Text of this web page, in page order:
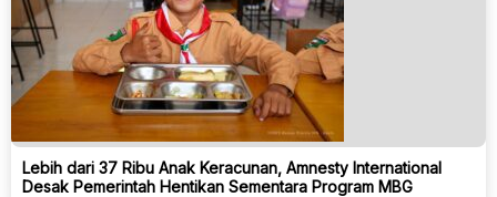
Lebih dari 37 Ribu Anak Keracunan, Amnesty International
Desak Pemerintah Hentikan Sementara Program MBG